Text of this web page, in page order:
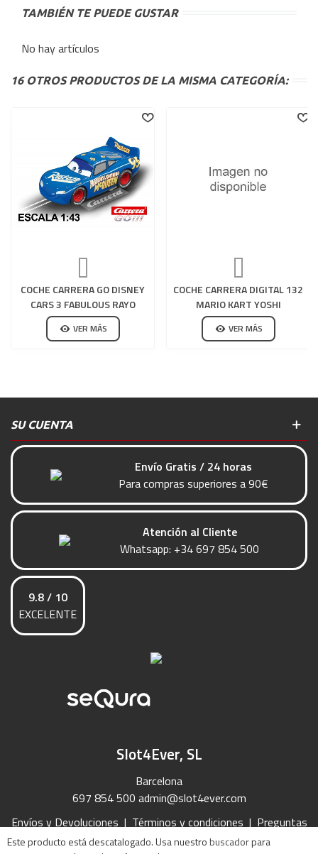
Este producto está descatalogado. Usa nuestrobuscadorpara
TAMBIÉN TE PUEDE GUSTAR
No hay artículos
16 OTROS PRODUCTOS DE LA MISMA CATEGORÍA:
COCHE CARRERA GO DISNEY
CARS 3 FABULOUS RAYO
MCQUEEN
VER MÁS
COCHE CARRERA DIGITAL 132
MARIO KART YOSHI
VER MÁS
SU CUENTA
Envío Gratis / 24 horas
Para compras superiores a 90€
Atención al Cliente
Whatsapp: +34 697 854 500
9.8 / 10
EXCELENTE
Slot4Ever, SL
Barcelona
697 854 500 admin@slot4ever.com
Envíos y Devoluciones | Términos y condiciones | Preguntas
Frecuentes| Contacto